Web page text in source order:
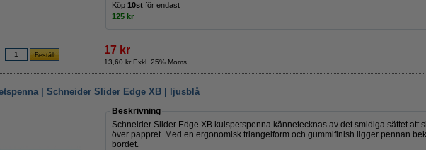
Köp 10st för endast
125 kr
17 kr
13,60 kr Exkl. 25% Moms
| Schneider Slider Edge XB | ljusblå
Beskrivning
Schneider Slider Edge XB kulspetspenna kännetecknas av det smidiga sättet att
över pappret. Med en ergonomisk triangelform och gummifinish ligger pennan
bordet.